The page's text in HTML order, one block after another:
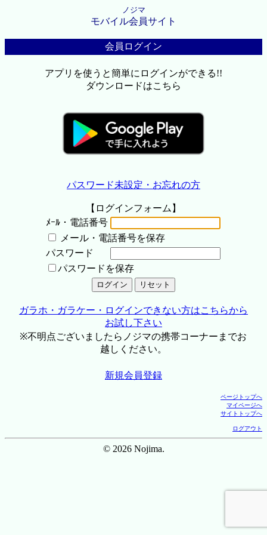
ノジマ
モバイル会員サイト
会員ログイン
アプリを使うと簡単にログインができる!!
ダウンロードはこちら
パスワード未設定・お忘れの方
【ログインフォーム】
ﾒｰﾙ・電話番号
メール・電話番号を保存
パスワード
パスワードを保存
ガラホ・ガラケー・ログインできない方はこちらから
お試し下さい
※不明点ございましたらノジマの携帯コーナーまでお
越しください。
新規会員登録
ページトップへ
マイページへ
サイトトップへ
ログアウト
© 2026 Nojima.